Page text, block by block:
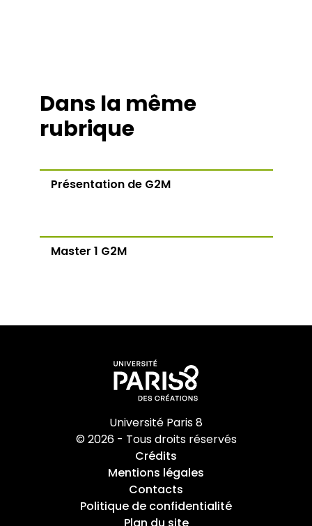
Dans la même
rubrique
Présentation de G2M
Master 1 G2M
Université Paris 8
© 2026 - Tous droits réservés
Crédits
Mentions légales
Contacts
Politique de confidentialité